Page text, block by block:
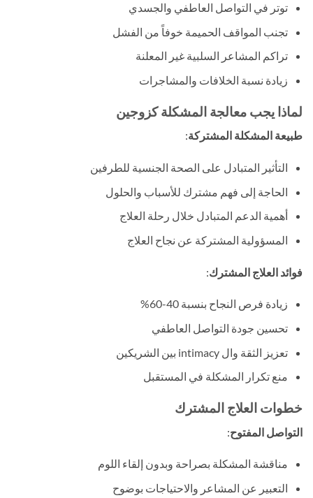
توتر في التواصل العاطفي والجسدي
تجنب المواقف الحميمة خوفاً من الفشل
تراكم المشاعر السلبية غير المعلنة
زيادة نسبة الخلافات والمشاجرات
لماذا يجب معالجة المشكلة كزوجين
طبيعة المشكلة المشتركة:
التأثير المتبادل على الصحة الجنسية للطرفين
الحاجة إلى فهم مشترك للأسباب والحلول
أهمية الدعم المتبادل خلال رحلة العلاج
المسؤولية المشتركة عن نجاح العلاج
فوائد العلاج المشترك:
زيادة فرص النجاح بنسبة 40-60%
تحسين جودة التواصل العاطفي
تعزيز الثقة وال intimacy بين الشريكين
منع تكرار المشكلة في المستقبل
خطوات العلاج المشترك
التواصل المفتوح:
مناقشة المشكلة بصراحة وبدون إلقاء اللوم
التعبير عن المشاعر والاحتياجات بوضوح